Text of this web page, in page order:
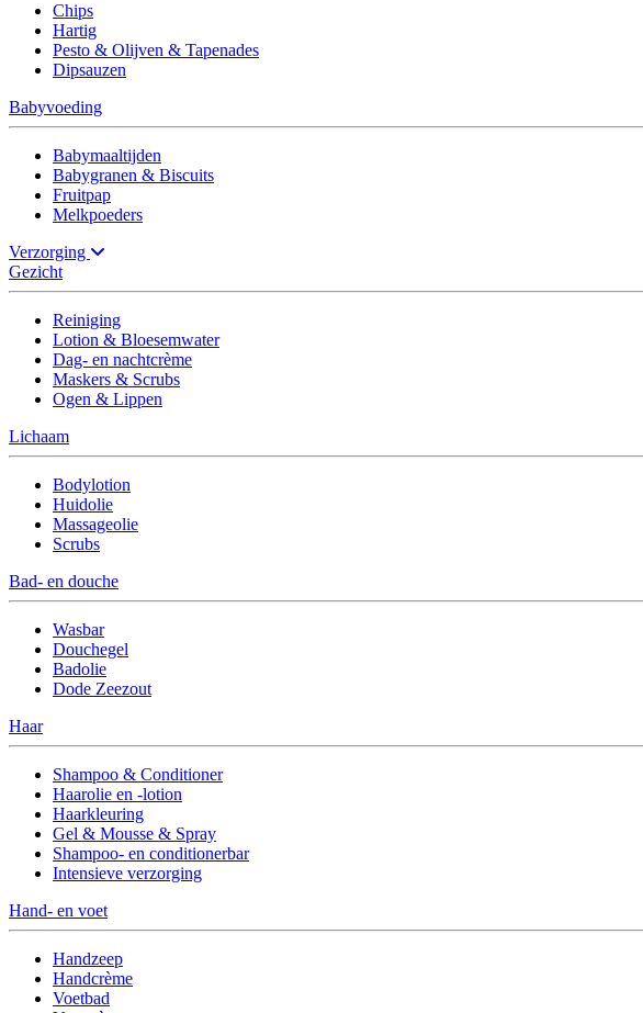
Chips
Hartig
Pesto & Olijven & Tapenades
Dipsauzen
Babyvoeding
Babymaaltijden
Babygranen & Biscuits
Fruitpap
Melkpoeders
Verzorging
Gezicht
Reiniging
Lotion & Bloesemwater
Dag- en nachtcrème
Maskers & Scrubs
Ogen & Lippen
Lichaam
Bodylotion
Huidolie
Massageolie
Scrubs
Bad- en douche
Wasbar
Douchegel
Badolie
Dode Zeezout
Haar
Shampoo & Conditioner
Haarolie en -lotion
Haarkleuring
Gel & Mousse & Spray
Shampoo- en conditionerbar
Intensieve verzorging
Hand- en voet
Handzeep
Handcrème
Voetbad